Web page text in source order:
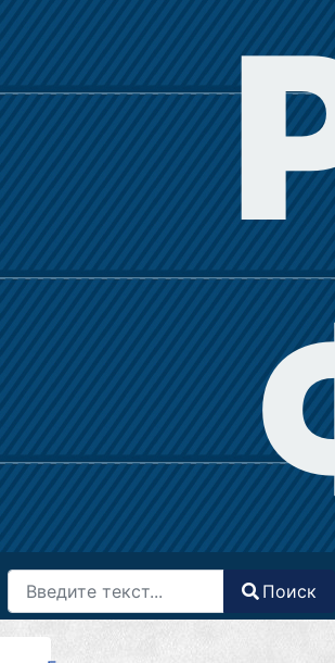
Поиск
Type 2 or more characters for results.
Поиск